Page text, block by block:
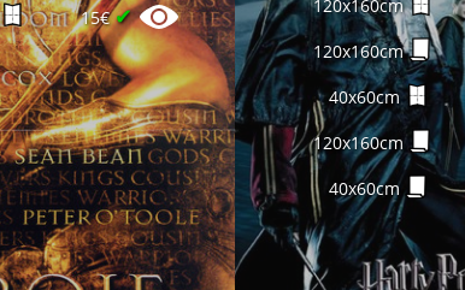
15€✔ 120x160cm
120x160cm
40x60cm
120x160cm
40x60cm